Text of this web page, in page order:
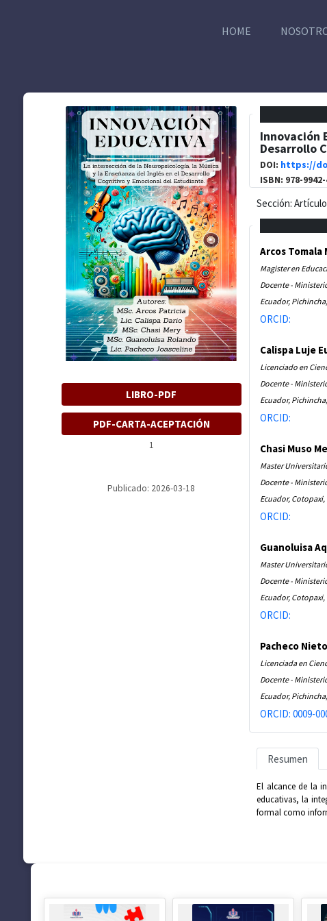
HOME
LIBRO-PDF
PDF-CARTA-ACEPTACIÓN
1
Publicado: 2026-03-18
Innovación
Desarrollo
DOI: https://
ISBN: 978-
Sección:
Arcos Tomala
Magister en
Docente -
Ecuador,
ORCID:
Calispa Luje
Licenciado en
Docente -
Ecuador,
ORCID:
Chasi Muso
Master
Docente -
Ecuador,
ORCID:
Guanoluisa
Master
Docente -
Ecuador,
ORCID:
Pacheco
Licenciada en
Docente -
Ecuador,
ORCID: 0009-
Resumen
El alcance de la
educativas, la
formal como